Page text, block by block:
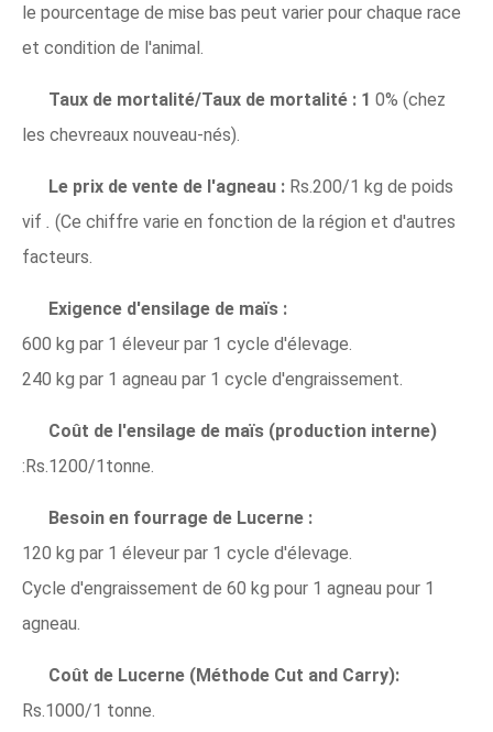
le pourcentage de mise bas peut varier pour chaque race
et condition de l'animal.
Taux de mortalité/Taux de mortalité : 1 0% (chez
les chevreaux nouveau-nés).
Le prix de vente de l'agneau : Rs.200/1 kg de poids
vif . (Ce chiffre varie en fonction de la région et d'autres
facteurs.
Exigence d'ensilage de maïs :
600 kg par 1 éleveur par 1 cycle d'élevage.
240 kg par 1 agneau par 1 cycle d'engraissement.
Coût de l'ensilage de maïs (production interne)
:Rs.1200/1tonne.
Besoin en fourrage de Lucerne :
120 kg par 1 éleveur par 1 cycle d'élevage.
Cycle d'engraissement de 60 kg pour 1 agneau pour 1
agneau.
Coût de Lucerne (Méthode Cut and Carry):
Rs.1000/1 tonne.